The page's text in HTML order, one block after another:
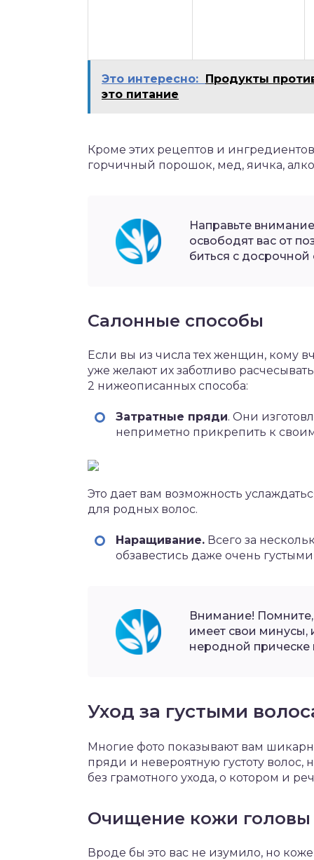
Это интересно: Продукты
это питание
Кроме этих рецептов и
горчичный порошок, мед, яичка,
Направьте
освободят вас от
биться с
Салонные способы
Если вы из числа тех женщин, кому
уже желают их заботливо
2 нижеописанных способа:
Затратные пряди. Они
неприметно прикрепить к
Это дает вам возможность
для родных волос.
Наращивание. Всего за
обзавестись даже очень
Внимание! Помните,
имеет свои минусы,
неродной прическе
Уход за густыми
Многие фото показывают вам
пряди и невероятную густоту
без грамотного ухода, о котором и
Очищение кожи головы
Вроде бы это вас не изумило, но